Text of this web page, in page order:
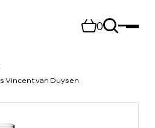
0
Vincent van Duysen